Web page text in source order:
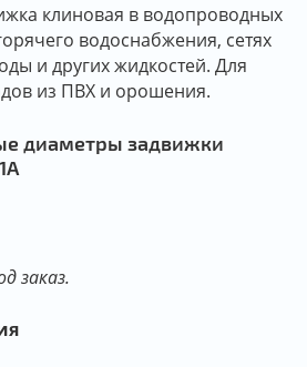
клиновая в водопроводных
водоснабжения, сетях
и других жидкостей. Для
из ПВХ и орошения.
диаметры задвижки
заказ.